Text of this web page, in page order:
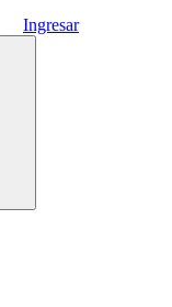
Ingresar